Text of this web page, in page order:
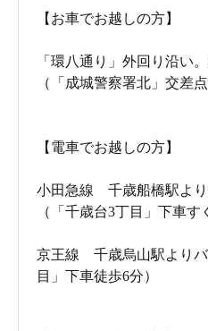
【お車でお越しの方】
「環八通り」外回り沿い
（「成城警察署北」交差点
【電車でお越しの方】
小田急線 千歳船橋駅よ
（「千歳台3丁目」下車す
京王線 千歳烏山駅より
目」下車徒歩6分）